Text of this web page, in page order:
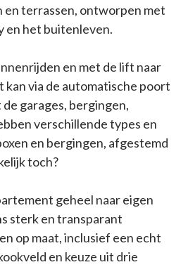
en terrassen, ontworpen met
en het buitenleven.
en met de lift naar
kan via de automatische poort
garages, bergingen,
verschillende types en
en bergingen, afgestemd
toch?
geheel naar eigen
sterk en transparant
op maat, inclusief een echt
en keuze uit drie